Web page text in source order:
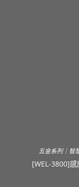
五金系列｜智
[WEL-3800]感